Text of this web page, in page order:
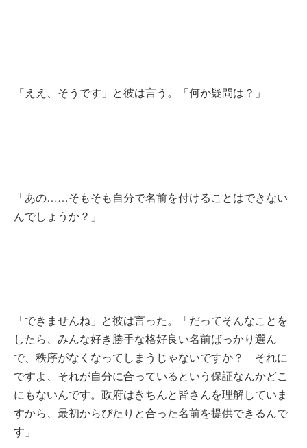
「ええ、そうです」と彼は言う。「何か疑問は？」
「あの……そもそも自分で名前を付けることはできない
んでしょうか？」
「できませんね」と彼は言った。「だってそんなことを
したら、みんな好き勝手な格好良い名前ばっかり選ん
で、秩序がなくなってしまうじゃないですか？ それに
ですよ、それが自分に合っているという保証なんかどこ
にもないんです。政府はきちんと皆さんを理解していま
すから、最初からぴたりと合った名前を提供できるんで
す」